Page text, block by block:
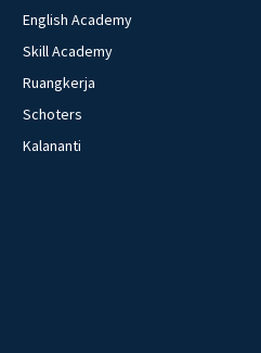
English Academy
Skill Academy
Ruangkerja
Schoters
Kalananti